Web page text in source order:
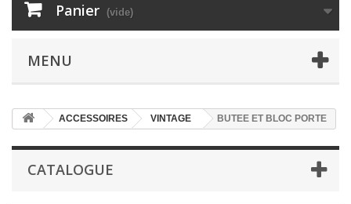
Panier (vide)
MENU
ACCESSOIRES VINTAGE BUTEE ET BLOC PORTE
CATALOGUE